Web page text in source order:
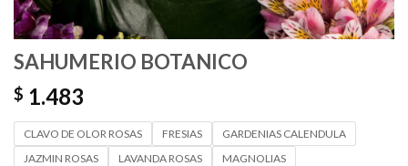
SAHUMERIO BOTANICO
$ 1.483
CLAVO DE OLOR ROSAS FRESIAS
GARDENIAS CALENDULA
JAZMIN ROSAS
LAVANDA ROSAS
MAGNOLIAS